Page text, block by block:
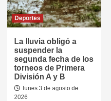
Deportes
La lluvia obligó a
suspender la
segunda fecha de los
torneos de Primera
División A y B
lunes 3 de agosto de
2026